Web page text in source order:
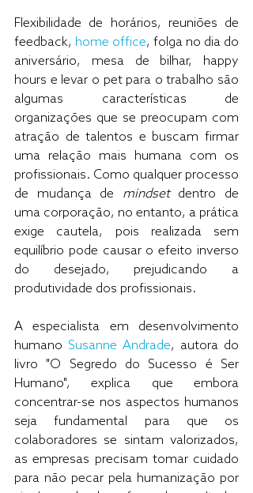
Flexibilidade de horários, reuniões de
feedback, home office, folga no dia do
aniversário, mesa de bilhar, happy
hours e levar o pet para o trabalho são
algumas características de
organizações que se preocupam com
atração de talentos e buscam firmar
uma relação mais humana com os
profissionais. Como qualquer processo
de mudança de mindset dentro de
uma corporação, no entanto, a prática
exige cautela, pois realizada sem
equilíbrio pode causar o efeito inverso
do desejado, prejudicando a
produtividade dos profissionais.
A especialista em desenvolvimento
humano Susanne Andrade, autora do
livro "O Segredo do Sucesso é Ser
Humano", explica que embora
concentrar-se nos aspectos humanos
seja fundamental para que os
colaboradores se sintam valorizados,
as empresas precisam tomar cuidado
para não pecar pela humanização por